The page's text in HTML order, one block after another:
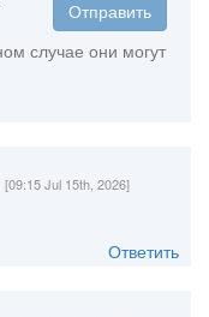
Отправить
случае они могут
[09:15 Jul 15th, 2026]
Ответить